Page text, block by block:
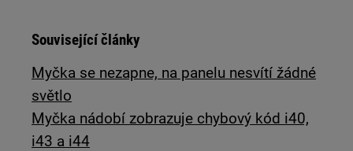
Související články
Myčka se nezapne, na panelu nesvítí žádné
světlo
Myčka nádobí zobrazuje chybový kód i40,
i43 a i44